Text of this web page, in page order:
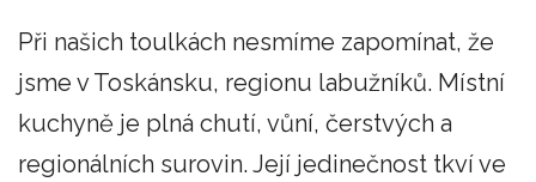
Při našich toulkách nesmíme zapomínat, že
jsme v Toskánsku, regionu labužníků. Místní
kuchyně je plná chutí, vůní, čerstvých a
regionálních surovin. Její jedinečnost tkví ve